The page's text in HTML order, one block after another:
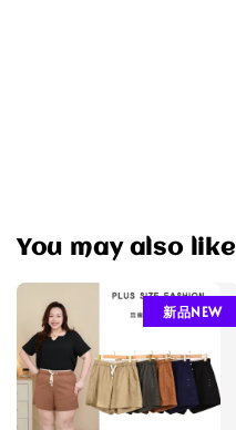
You may also like
新品NEW